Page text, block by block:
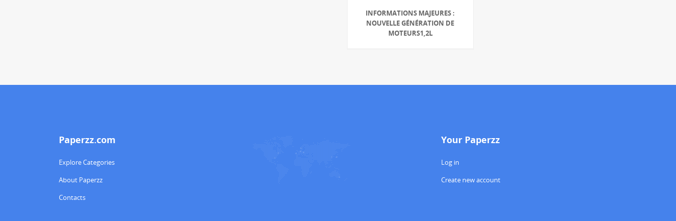
INFORMATIONS MAJEURES :
NOUVELLE GÉNÉRATION DE
MOTEURS1,2L
Paperzz.com
Explore Categories
About Paperzz
Contacts
Your Paperzz
Log in
Create new account